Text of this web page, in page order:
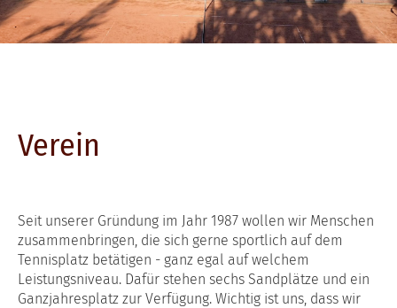
Verein
Seit unserer Gründung im Jahr 1987 wollen wir Menschen
zusammenbringen, die sich gerne sportlich auf dem
Tennisplatz betätigen - ganz egal auf welchem
Leistungsniveau. Dafür stehen sechs Sandplätze und ein
Ganzjahresplatz zur Verfügung. Wichtig ist uns, dass wir